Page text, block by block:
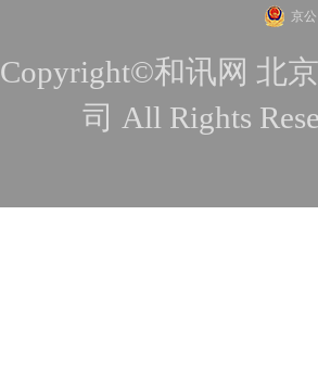
京
Copyright©和讯网 北
司 All Rights